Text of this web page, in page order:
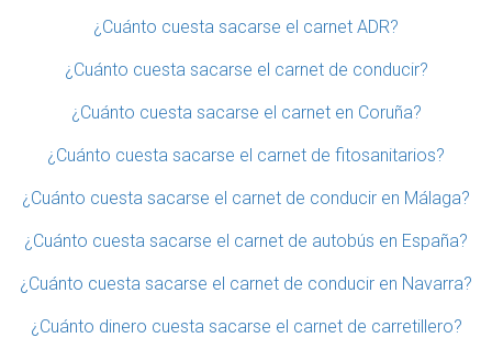
¿Cuánto cuesta sacarse el carnet ADR?
¿Cuánto cuesta sacarse el carnet de conducir?
¿Cuánto cuesta sacarse el carnet en Coruña?
¿Cuánto cuesta sacarse el carnet de fitosanitarios?
¿Cuánto cuesta sacarse el carnet de conducir en Málaga?
¿Cuánto cuesta sacarse el carnet de autobús en España?
¿Cuánto cuesta sacarse el carnet de conducir en Navarra?
¿Cuánto dinero cuesta sacarse el carnet de carretillero?